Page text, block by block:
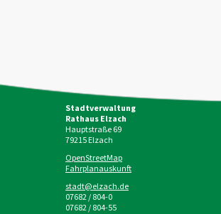
Stadtverwaltung
Rathaus Elzach
Hauptstraße 69
79215Elzach
OpenStreetMap
Fahrplanauskunft
stadt@elzach.de
07682 / 804-0
07682 / 804-55